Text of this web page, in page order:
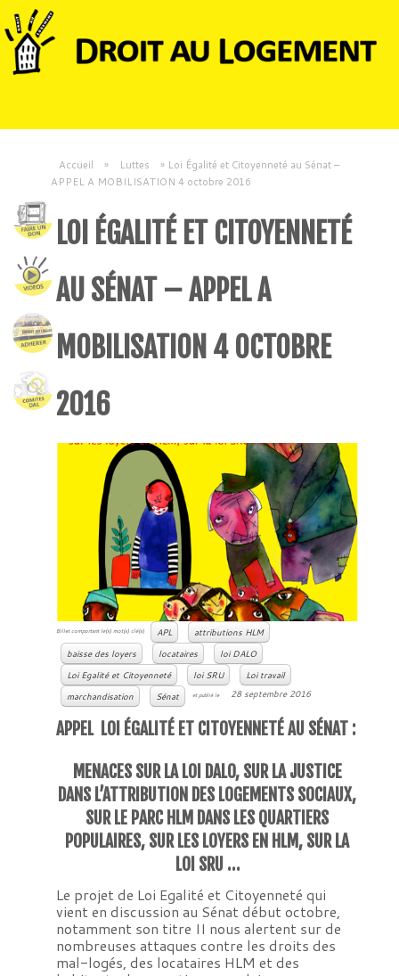
Accueil » Luttes » Loi Égalité et Citoyenneté au Sénat –
APPEL A MOBILISATION 4 octobre 2016
LOI ÉGALITÉ ET CITOYENNETÉ
AU SÉNAT – APPEL A
MOBILISATION 4 OCTOBRE
2016
Billet comportant le(s) mot(s) clé(s) APL
attributions HLM
baisse des loyers
locataires
loi DALO
Loi Egalité et Citoyenneté
loi SRU
Loi travail
marchandisation
Sénat et publié le 28 septembre 2016
APPEL LOI ÉGALITÉ ET CITOYENNETÉ AU SÉNAT :
MENACES SUR LA LOI DALO, SUR LA JUSTICE
DANS L’ATTRIBUTION DES LOGEMENTS SOCIAUX,
SUR LE PARC HLM DANS LES QUARTIERS
POPULAIRES, SUR LES LOYERS EN HLM, SUR LA
LOI SRU …
Le projet de Loi Egalité et Citoyenneté qui
vient en discussion au Sénat début octobre,
notamment son titre II nous alertent sur de
nombreuses attaques contre les droits des
mal-logés, des locataires HLM et des